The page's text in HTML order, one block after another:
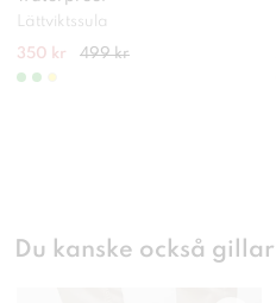
Lättviktssula
350 kr 499 kr
Du kanske också gillar